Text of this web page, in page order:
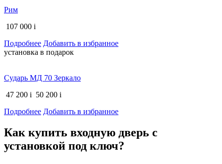
Рим
107 000 i
Подробнее Добавить в избранное
установка в подарок
Сударь МД 70 Зеркало
47 200 i 50 200 i
Подробнее Добавить в избранное
Как купить входную дверь с
установкой под ключ?